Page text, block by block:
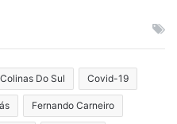
Colinas Do Sul Covid-19
Fernando Carneiro